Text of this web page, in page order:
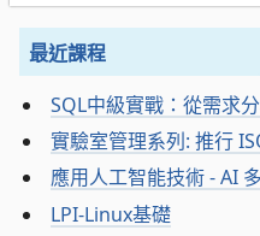
最近課程
SQL中級實戰：從需求
實驗室管理系列: 推行
應用人工智能技術 - AI
LPI-Linux基礎